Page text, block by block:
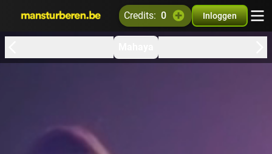
credits: 0 Inloggen